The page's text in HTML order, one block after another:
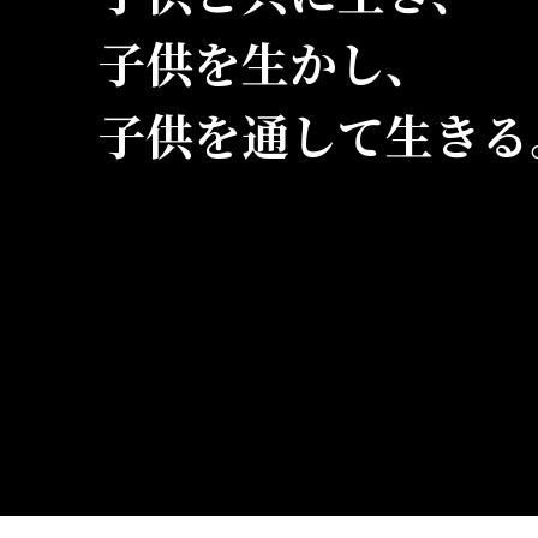
子供を生かし、
子供を通して生き